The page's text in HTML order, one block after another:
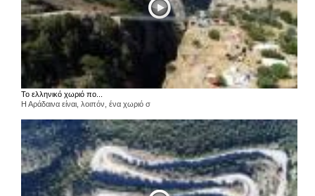
Το ελληνικό χωριό πο...
Η Αράδαινα είναι, λοιπόν, ένα χωριό σ